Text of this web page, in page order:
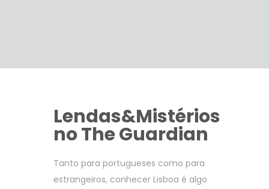
Lendas&Mistérios
no The Guardian
Tanto para portugueses como para
estrangeiros, conhecer Lisboa é algo